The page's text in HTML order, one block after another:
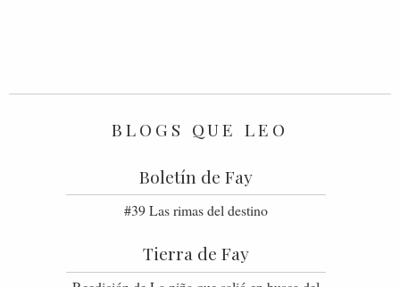
BLOGS QUE LEO
Boletín de Fay
#39 Las rimas del destino
Tierra de Fay